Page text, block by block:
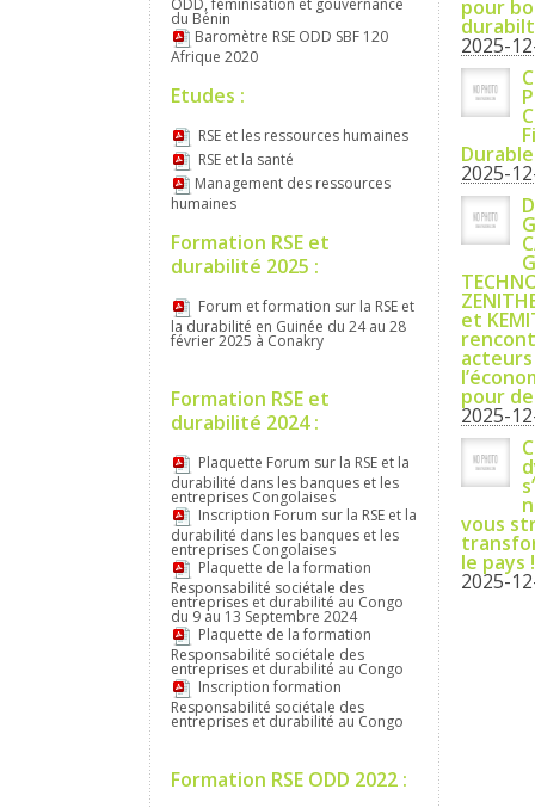
ODD, féminisation et gouvernance
du Bénin
Baromètre RSE ODD SBF 120
Afrique 2020
Etudes :
RSE et les ressources humaines
RSE et la santé
Management des ressources
humaines
Formation RSE et
durabilité 2025 :
Forum et formation sur la RSE et
la durabilité en Guinée du 24 au 28
février 2025 à Conakry
Formation RSE et
durabilité 2024 :
Plaquette Forum sur la RSE et la
durabilité dans les banques et les
entreprises Congolaises
Inscription Forum sur la RSE et la
durabilité dans les banques et les
entreprises Congolaises
Plaquette de la formation
Responsabilité sociétale des
entreprises et durabilité au Congo
du 9 au 13 Septembre 2024
Plaquette de la formation
Responsabilité sociétale des
entreprises et durabilité au Congo
Inscription formation
Responsabilité sociétale des
entreprises et durabilité au Congo
Formation RSE ODD 2022 :
pour
2025-
Durable
2025-
et
pour
2025-
vous
le pays !
2025-